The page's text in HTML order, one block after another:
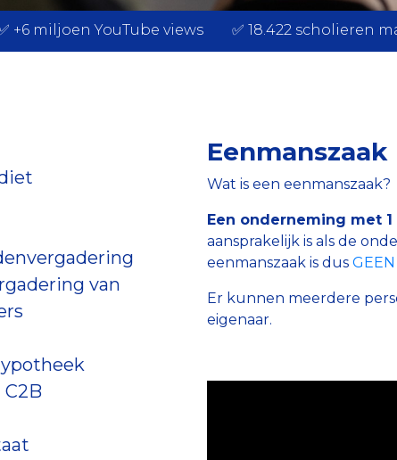
+6 miljoen YouTube views ✅ 18.422 scholieren
van
C2B
Eenmanszaak
Wat is een eenmanszaak?
Een onderneming met 1
aansprakelijk is als de
eenmanszaak is dus
Er kunnen meerdere
eigenaar.